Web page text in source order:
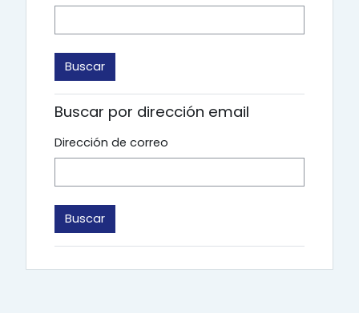
Buscar por dirección email
Dirección de correo